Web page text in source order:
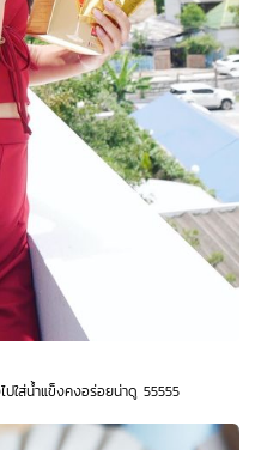
ใส่น้ำแข็งคงอร่อยน่าดู 55555